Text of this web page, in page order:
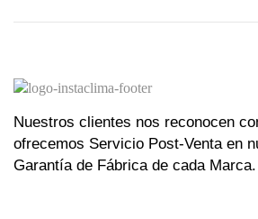
Nuestros clientes nos reconocen
ofrecemos Servicio Post-Venta en
Garantía de Fábrica de cada Marca.